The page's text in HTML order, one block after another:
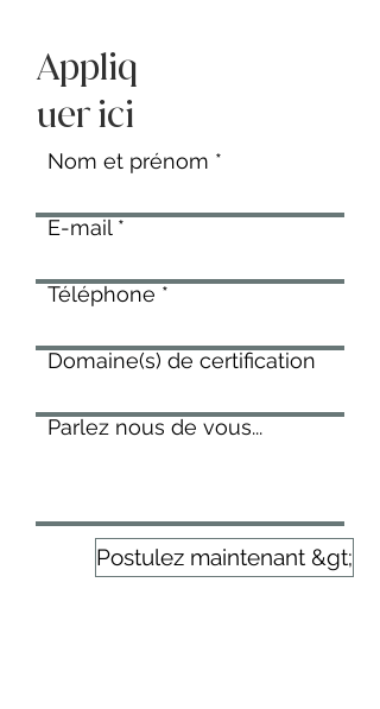
Appliq
uer ici
Nom et prénom
E-mail
Téléphone
Domaine(s) de certification
Parlez nous de vous...
Postulez maintenant &gt;